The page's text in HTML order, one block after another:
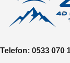
Telefon: 0533 070